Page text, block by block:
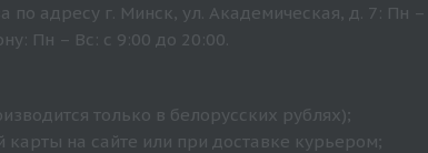
адресу г. Минск, ул. Академическая, д. 7: Пн –
Пн – Вс: с 9:00 до 20:00.
только в белорусских рублях);
на сайте или при доставке курьером;